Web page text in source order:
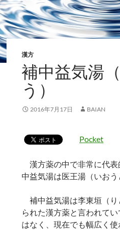
漢方
補中益気湯
う）
2016年7月17日 BAIAN
Pocket
漢方薬の中で非常に代表
中益気湯は医王湯（いおう
補中益気湯は李東垣（り
られた漢方薬と言われて
はなく、現在でも幅広く使